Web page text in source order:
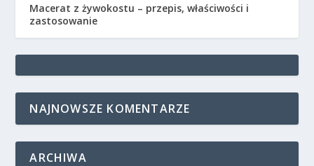
Macerat z żywokostu – przepis, właściwości i
zastosowanie
NAJNOWSZE KOMENTARZE
ARCHIWA